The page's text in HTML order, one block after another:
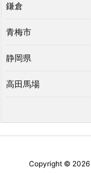
鎌倉
青梅市
静岡県
高田馬場
Copyright © 2026